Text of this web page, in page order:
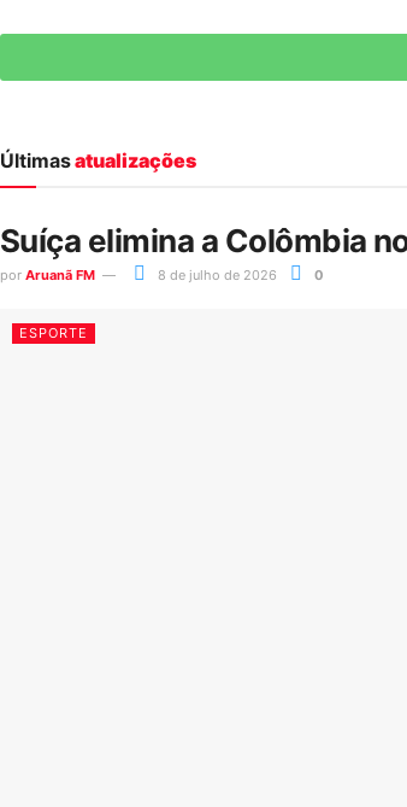
Últimasatualizações
Suíça elimina a Colômbia
por Aruanã FM 8 de julho de 2026 0
ESPORTE